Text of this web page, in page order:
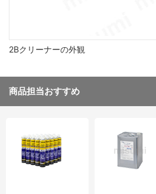
2Bクリーナーの外観
商品担当おすすめ